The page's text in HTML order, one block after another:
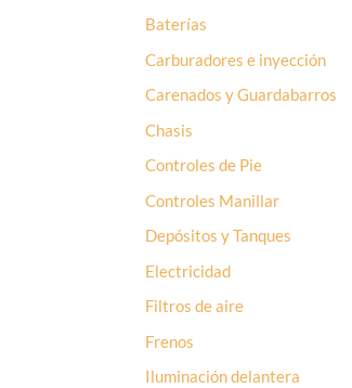
Baterías
Carburadores e inyección
Carenados y Guardabarros
Chasis
Controles de Pie
Controles Manillar
Depósitos y Tanques
Electricidad
Filtros de aire
Frenos
Iluminación delantera